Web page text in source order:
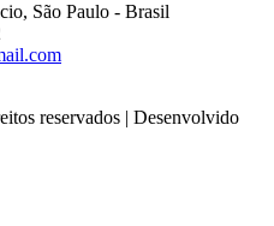
São Paulo - Brasil
reservados | Desenvolvido